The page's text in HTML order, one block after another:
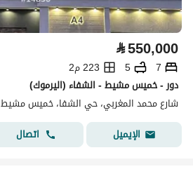
⃁550,000
7
5
223 م2
دور - خميس مشيط - الشفاء (اليرموك)
شارع محمد المغربي، حي الشفا، خميس مشيط
الإيميل
اتصال